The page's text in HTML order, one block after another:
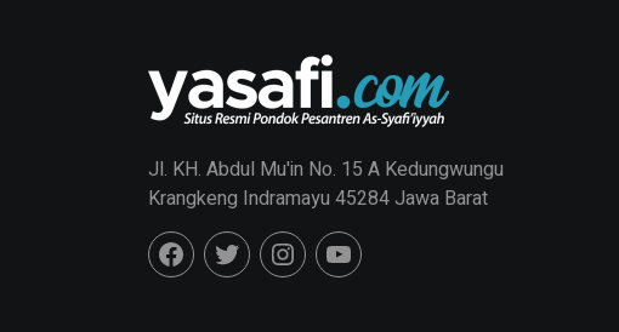
Jl. KH. Abdul Mu'in No. 15 A Kedungwungu
Krangkeng Indramayu 45284 Jawa Barat